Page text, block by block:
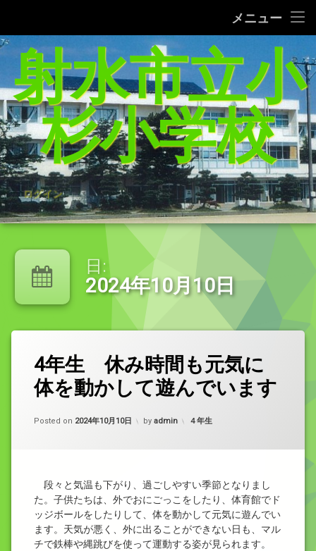
メニュー
給食レシピの紹介(1/27追加）
家庭学習支援サイトまとめ（5／21追加）
杉っ子８つの愛言葉
インターネット利用の約束/「おだいじね」ルール
学校いじめ防止基本方針
登校許可証明書
PTA規約・弔慰規約
令和8年度年間行事予定表
コ
ン
ン
ツ
へ
ス
キ
ッ
プ
射水市立小
杉小学校
ログイン
日:
2024年10月10日
4年生 休み時間も元気に
体を動かして遊んでいます
Posted on 2024年10月10日 by admin カテゴリー:
４年生
段々と気温も下がり、過ごしやすい季節となりまし
た。子供たちは、外でおにごっこをしたり、体育館でド
ッジボールをしたりして、体を動かして元気に遊んでい
ます。天気が悪く、外に出ることができない日も、マル
チで鉄棒や縄跳びを使って運動する姿が見られます。